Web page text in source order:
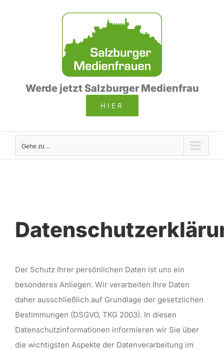
Werde jetzt Salzburger Medienfrau
HIER
Gehe zu ...
Der Schutz Ihrer persönlichen Daten ist uns ein
besonderes Anliegen. Wir verarbeiten Ihre Daten
daher ausschließlich auf Grundlage der gesetzlichen
Bestimmungen (DSGVO, TKG 2003). In diesen
Datenschutzinformationen informieren wir Sie über
die wichtigsten Aspekte der Datenverarbeitung im